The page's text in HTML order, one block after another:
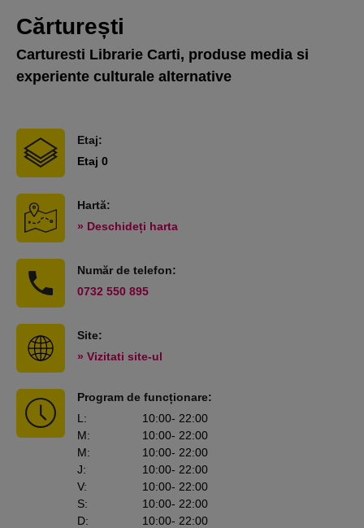
Cărturești
Carturesti Librarie Carti, produse media si
experiente culturale alternative
Etaj:
Etaj 0
Hartă:
» Deschideți harta
Număr de telefon:
0732 550 895
Site:
» Vizitati site-ul
Program de funcționare:
L : 10:00- 22:00
M: 10:00- 22:00
M: 10:00- 22:00
J: 10:00- 22:00
V: 10:00- 22:00
S: 10:00- 22:00
D: 10:00- 22:00